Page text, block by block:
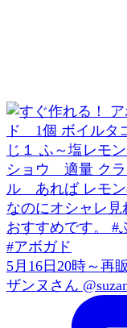
5月16日20時～再
ザンヌさん